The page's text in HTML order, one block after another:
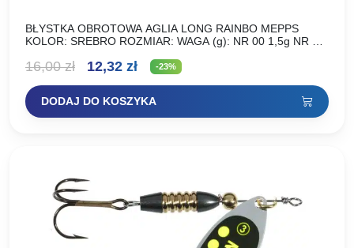
BŁYSTKA OBROTOWA AGLIA LONG RAINBO MEPPS
KOLOR: SREBRO ROZMIAR: WAGA (g): NR 00 1,5g NR 0
16,00zł
Pierwotna
cena
wynosiła:
12,32 złAktualna
cena
wynosi:
-23%
DODAJ DO KOSZYKA